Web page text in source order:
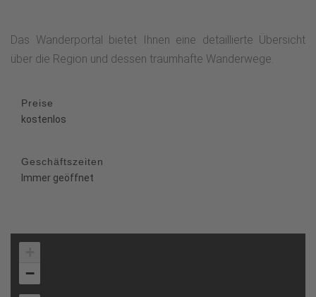
Das Wanderportal bietet Ihnen eine detaillierte Übersicht
über die Region und dessen traumhafte Wanderwege.
Preise
kostenlos
Geschäftszeiten
Immer geöffnet
−